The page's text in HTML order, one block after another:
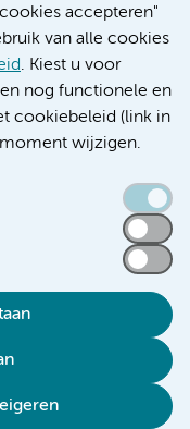
accepteren"
van alle cookies
. Kiest u voor
nog functionele en
cookiebeleid (link in
wijzigen.